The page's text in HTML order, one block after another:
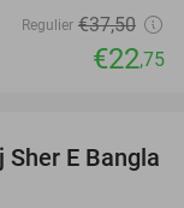
Regulier €37,50
€22,75
36%
E Bangla